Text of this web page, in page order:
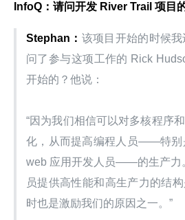
InfoQ：请问开发 River Trail 项目
Stephan： 该项目开始的时候
问了参与这项工作的 Rick
开始的？他说：
“因为我们相信可以对多核程序
化，从而提高编程人员——特别
web 应用开发人员——的生产力
员提供高性能和高生产力的结
时也是激励我们的原因之一。”